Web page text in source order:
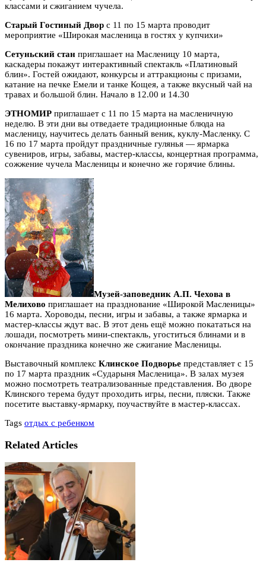
классами и сжиганием чучела.
Старый Гостиный Двор с 11 по 15 марта проводит
мероприятие «Широкая масленица в гостях у купчихи»
Сетуньский стан приглашает на Масленицу 10 марта,
каскадеры покажут интерактивный спектакль «Платиновый
блин». Гостей ожидают, конкурсы и аттракционы с призами,
катание на печке Емели и танке Кощея, а также вкусный чай на
травах и большой блин. Начало в 12.00 и 14.30
ЭТНОМИР приглашает с 11 по 15 марта на масленичную
неделю. В эти дни вы отведаете традиционные блюда на
масленицу, научитесь делать банный веник, куклу-Масленку. С
16 по 17 марта пройдут праздничные гулянья — ярмарка
сувениров, игры, забавы, мастер-классы, концертная программа,
сожжение чучела Масленицы и конечно же горячие блины.
Музей-заповедник А.П. Чехова в
Мелихово приглашает на празднование «Широкой Масленицы»
16 марта. Хороводы, песни, игры и забавы, а также ярмарка и
мастер-классы ждут вас. В этот день ещё можно покататься на
лошади, посмотреть мини-спектакль, угоститься блинами и в
окончание праздника конечно же сжигание Масленицы.
Выставочный комплекс Клинское Подворье представляет с 15
по 17 марта праздник «Сударыня Масленица». В залах музея
можно посмотреть театрализованные представления. Во дворе
Клинского терема будут проходить игры, песни, пляски. Также
посетите выставку-ярмарку, поучаствуйте в мастер-классах.
Tags отдых с ребенком
Related Articles